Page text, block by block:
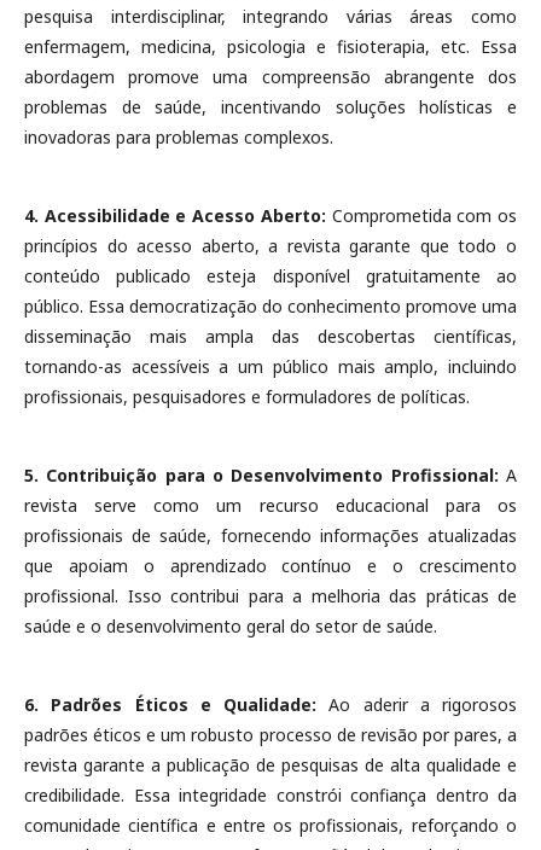
pesquisa interdisciplinar, integrando várias áreas como
enfermagem, medicina, psicologia e fisioterapia, etc. Essa
abordagem promove uma compreensão abrangente dos
problemas de saúde, incentivando soluções holísticas e
inovadoras para problemas complexos.
4. Acessibilidade e Acesso Aberto: Comprometida com os
princípios do acesso aberto, a revista garante que todo o
conteúdo publicado esteja disponível gratuitamente ao
público. Essa democratização do conhecimento promove uma
disseminação mais ampla das descobertas científicas,
tornando-as acessíveis a um público mais amplo, incluindo
profissionais, pesquisadores e formuladores de políticas.
5. Contribuição para o Desenvolvimento Profissional: A
revista serve como um recurso educacional para os
profissionais de saúde, fornecendo informações atualizadas
que apoiam o aprendizado contínuo e o crescimento
profissional. Isso contribui para a melhoria das práticas de
saúde e o desenvolvimento geral do setor de saúde.
6. Padrões Éticos e Qualidade: Ao aderir a rigorosos
padrões éticos e um robusto processo de revisão por pares, a
revista garante a publicação de pesquisas de alta qualidade e
credibilidade. Essa integridade constrói confiança dentro da
comunidade científica e entre os profissionais, reforçando o